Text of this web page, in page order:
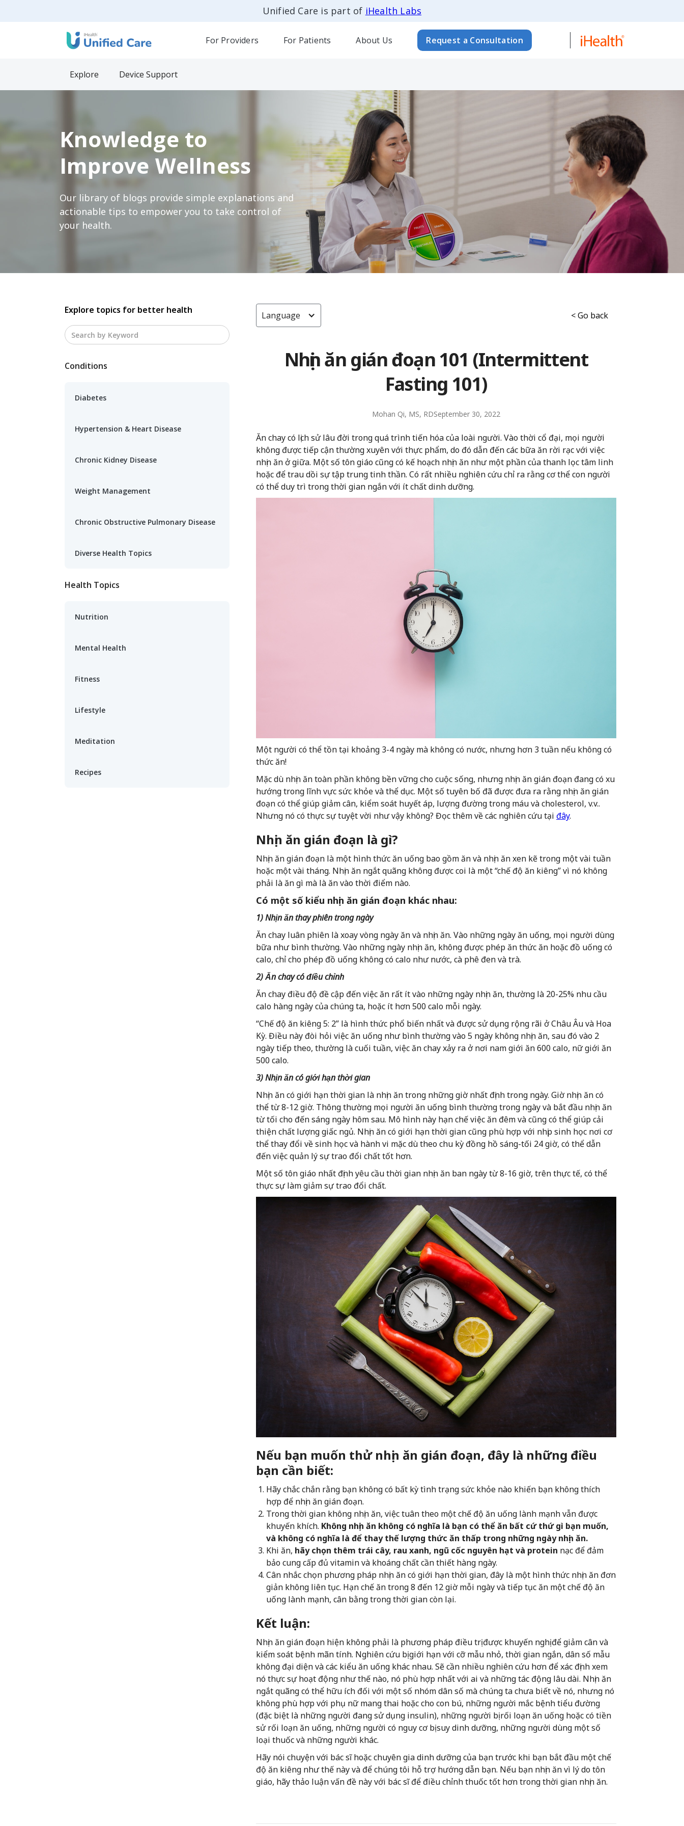
Unified Care is part of iHealth Labs
For Providers For Patients About Us Request a Consultation
Explore Device Support
Knowledge to
Improve Wellness
Our library of blogs provide simple explanations and
actionable tips to empower you to take control of
your health.
Explore topics for better health
Conditions
Diabetes
Hypertension & Heart Disease
Chronic Kidney Disease
Weight Management
Chronic Obstructive Pulmonary Disease
Diverse Health Topics
Health Topics
Nutrition
Mental Health
Fitness
Lifestyle
Meditation
Recipes
Language < Go back
Nhịn ăn gián đoạn 101 (Intermittent
Fasting 101)
Mohan Qi, MS, RDSeptember 30, 2022
Ăn chay có lịch sử lâu đời trong quá trình tiến hóa của loài người. Vào thời cổ đại, mọi người
không được tiếp cận thường xuyên với thực phẩm, do đó dẫn đến các bữa ăn rời rạc với việc
nhịn ăn ở giữa. Một số tôn giáo cũng có kế hoạch nhịn ăn như một phần của thanh lọc tâm linh
hoặc để trau dồi sự tập trung tinh thần. Có rất nhiều nghiên cứu chỉ ra rằng cơ thể con người
có thể duy trì trong thời gian ngắn với ít chất dinh dưỡng.
Một người có thể tồn tại khoảng 3-4 ngày mà không có nước, nhưng hơn 3 tuần nếu không có
thức ăn!
Mặc dù nhịn ăn toàn phần không bền vững cho cuộc sống, nhưng nhịn ăn gián đoạn đang có xu
hướng trong lĩnh vực sức khỏe và thể dục. Một số tuyên bố đã được đưa ra rằng nhịn ăn gián
đoạn có thể giúp giảm cân, kiểm soát huyết áp, lượng đường trong máu và cholesterol, v.v..
Nhưng nó có thực sự tuyệt vời như vậy không? Đọc thêm về các nghiên cứu tại đây.
Nhịn ăn gián đoạn là gì?
Nhịn ăn gián đoạn là một hình thức ăn uống bao gồm ăn và nhịn ăn xen kẽ trong một vài tuần
hoặc một vài tháng. Nhịn ăn ngắt quãng không được coi là một “chế độ ăn kiêng” vì nó không
phải là ăn gì mà là ăn vào thời điểm nào.
Có một số kiểu nhịn ăn gián đoạn khác nhau:
1) Nhịn ăn thay phiên trong ngày
Ăn chay luân phiên là xoay vòng ngày ăn và nhịn ăn. Vào những ngày ăn uống, mọi người dùng
bữa như bình thường. Vào những ngày nhịn ăn, không được phép ăn thức ăn hoặc đồ uống có
calo, chỉ cho phép đồ uống không có calo như nước, cà phê đen và trà.
2) Ăn chay có điều chỉnh
Ăn chay điều độ đề cập đến việc ăn rất ít vào những ngày nhịn ăn, thường là 20-25% nhu cầu
calo hàng ngày của chúng ta, hoặc ít hơn 500 calo mỗi ngày.
“Chế độ ăn kiêng 5: 2” là hình thức phổ biến nhất và được sử dụng rộng rãi ở Châu Âu và Hoa
Kỳ. Điều này đòi hỏi việc ăn uống như bình thường vào 5 ngày không nhịn ăn, sau đó vào 2
ngày tiếp theo, thường là cuối tuần, việc ăn chay xảy ra ở nơi nam giới ăn 600 calo, nữ giới ăn
500 calo.
3) Nhịn ăn có giới hạn thời gian
Nhịn ăn có giới hạn thời gian là nhịn ăn trong những giờ nhất định trong ngày. Giờ nhịn ăn có
thể từ 8-12 giờ. Thông thường mọi người ăn uống bình thường trong ngày và bắt đầu nhịn ăn
từ tối cho đến sáng ngày hôm sau. Mô hình này hạn chế việc ăn đêm và cũng có thể giúp cải
thiện chất lượng giấc ngủ. Nhịn ăn có giới hạn thời gian cũng phù hợp với nhịp sinh học nơi cơ
thể thay đổi về sinh học và hành vi mặc dù theo chu kỳ đồng hồ sáng-tối 24 giờ, có thể dẫn
đến việc quản lý sự trao đổi chất tốt hơn.
Một số tôn giáo nhất định yêu cầu thời gian nhịn ăn ban ngày từ 8-16 giờ, trên thực tế, có thể
thực sự làm giảm sự trao đổi chất.
Nếu bạn muốn thử nhịn ăn gián đoạn, đây là những điều
bạn cần biết:
Hãy chắc chắn rằng bạn không có bất kỳ tình trạng sức khỏe nào khiến bạn không thích
hợp để nhịn ăn gián đoạn.
Trong thời gian không nhịn ăn, việc tuân theo một chế độ ăn uống lành mạnh vẫn được
khuyến khích. Không nhịn ăn không có nghĩa là bạn có thể ăn bất cứ thứ gì bạn muốn,
và không có nghĩa là để thay thế lượng thức ăn thấp trong những ngày nhịn ăn.
Khi ăn, hãy chọn thêm trái cây, rau xanh, ngũ cốc nguyên hạt và protein nạc để đảm
bảo cung cấp đủ vitamin và khoáng chất cần thiết hàng ngày.
Cân nhắc chọn phương pháp nhịn ăn có giới hạn thời gian, đây là một hình thức nhịn ăn đơn
giản không liên tục. Hạn chế ăn trong 8 đến 12 giờ mỗi ngày và tiếp tục ăn một chế độ ăn
uống lành mạnh, cân bằng trong thời gian còn lại.
Kết luận:
Nhịn ăn gián đoạn hiện không phải là phương pháp điều trị được khuyến nghị để giảm cân và
kiểm soát bệnh mãn tính. Nghiên cứu bị giới hạn với cỡ mẫu nhỏ, thời gian ngắn, dân số mẫu
không đại diện và các kiểu ăn uống khác nhau. Sẽ cần nhiều nghiên cứu hơn để xác định xem
nó thực sự hoạt động như thế nào, nó phù hợp nhất với ai và những tác động lâu dài. Nhịn ăn
ngắt quãng có thể hữu ích đối với một số nhóm dân số mà chúng ta chưa biết về nó, nhưng nó
không phù hợp với phụ nữ mang thai hoặc cho con bú, những người mắc bệnh tiểu đường
(đặc biệt là những người đang sử dụng insulin), những người bị rối loạn ăn uống hoặc có tiền
sử rối loạn ăn uống, những người có nguy cơ bị suy dinh dưỡng, những người dùng một số
loại thuốc và những người khác.
Hãy nói chuyện với bác sĩ hoặc chuyên gia dinh dưỡng của bạn trước khi bạn bắt đầu một chế
độ ăn kiêng như thế này và để chúng tôi hỗ trợ hướng dẫn bạn. Nếu bạn nhịn ăn vì lý do tôn
giáo, hãy thảo luận vấn đề này với bác sĩ để điều chỉnh thuốc tốt hơn trong thời gian nhịn ăn.